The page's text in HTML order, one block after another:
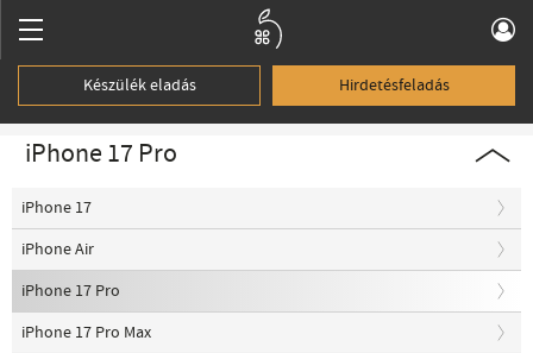
Készülék eladás Hirdetésfeladás
iPhone 17 Pro
iPhone 17
iPhone Air
iPhone 17 Pro
iPhone 17 Pro Max